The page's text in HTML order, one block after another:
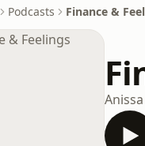
Podcasts Finance &